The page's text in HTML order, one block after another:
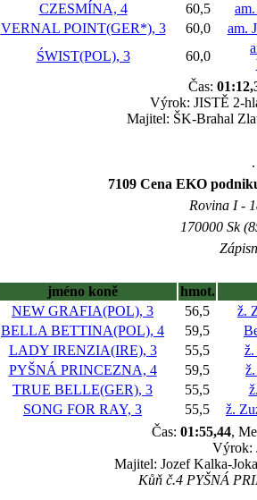
CZESMÍNA, 4 60,5
VERNAL POINT(GER*), 3 60,0
am.
ŚWIST(POL), 3 60,0
Čas:
Výrok: JISTĚ 2-
Majitel: ŠK-Brahal
7109 Cena EKO
Rovina I -
170000 Sk
jméno koně
hmot.
NEW GRAFIA(POL), 3 56,5
ž.
BELLA BETTINA(POL), 4 59,5
LADY IRENZIA(IRE), 3 55,5
ž.
PYŠNÁ PRINCEZNA, 4 59,5
TRUE BELLE(GER), 3 55,5
SONG FOR RAY, 3 55,5
ž.
Čas: 01:55,44,
Výrok:
Majitel: Jozef Kalka-
Kůň č.4 PYŠNÁ